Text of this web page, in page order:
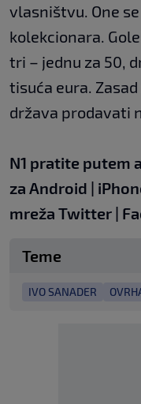
vlasništvu. One
kolekcionara.
tri – jednu za 50,
tisuća eura.
država prodavati
N1 pratite putem
za Android |
mreža Twitter |
Teme
IVO SANADER